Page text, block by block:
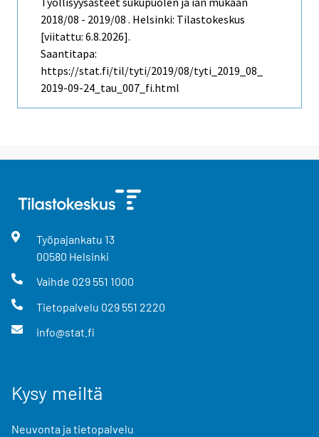
2018/08 - 2019/08 . Helsinki: Tilastokeskus
[viitattu: 6.8.2026].
Saantitapa:
https://stat.fi/til/tyti/2019/08/tyti_2019_08_
2019-09-24_tau_007_fi.html
Työpajankatu 13
00580 Helsinki
Vaihde 029 551 1000
Tietopalvelu 029 551 2220
info@stat.fi
Kysy meiltä
Neuvonta ja tietopalvelu